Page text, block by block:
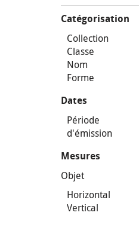
Catégorisation
Collection
Classe
Nom
Forme
Dates
Période
d'émission
Mesures
Objet
Horizontal
Vertical